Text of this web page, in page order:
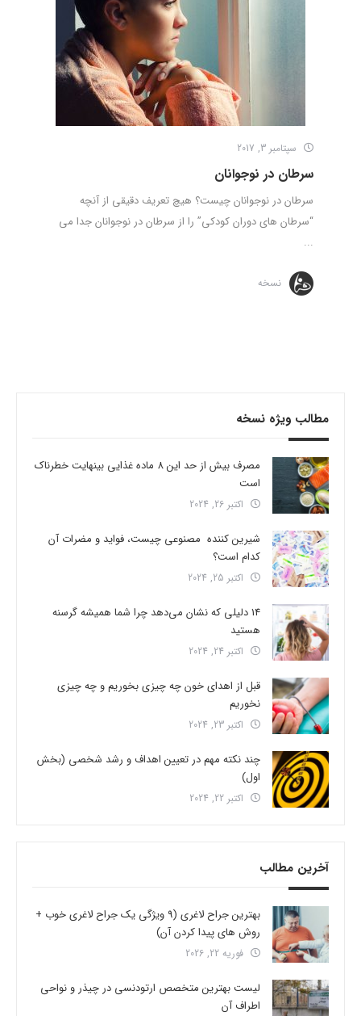
سپتامبر 3, 2017
سرطان در نوجوانان
سرطان در نوجوانان چیست؟ هیچ تعریف دقیقی از آنچه
“سرطان های دوران کودکی” را از سرطان در نوجوانان جدا می
...
نسخه
مطالب ویژه نسخه
مصرف بیش از حد این 8 ماده غذایی بینهایت خطرناک
است
اکتبر 26, 2024
شیرین کننده مصنوعی چیست، فواید و مضرات آن
کدام است؟
اکتبر 25, 2024
14 دلیلی که نشان می‌دهد چرا شما همیشه گرسنه
هستید
اکتبر 24, 2024
قبل از اهدای خون چه چیزی بخوریم و چه چیزی
نخوریم
اکتبر 23, 2024
چند نکته مهم در تعیین اهداف و رشد شخصی (بخش
اول)
اکتبر 22, 2024
آخرین مطالب
بهترین جراح لاغری (9 ویژگی یک جراح لاغری خوب +
روش های پیدا کردن آن)
فوریه 22, 2026
لیست بهترین متخصص ارتودنسی در چیذر و نواحی
اطراف آن